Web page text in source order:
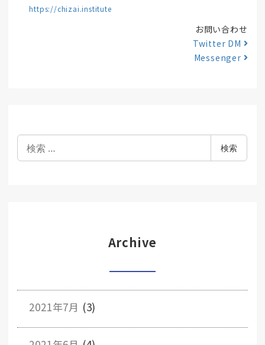
https://chizai.institute
お問い合わせ
Twitter DM
Messenger
索
検索
Archive
2021年7月 (3)